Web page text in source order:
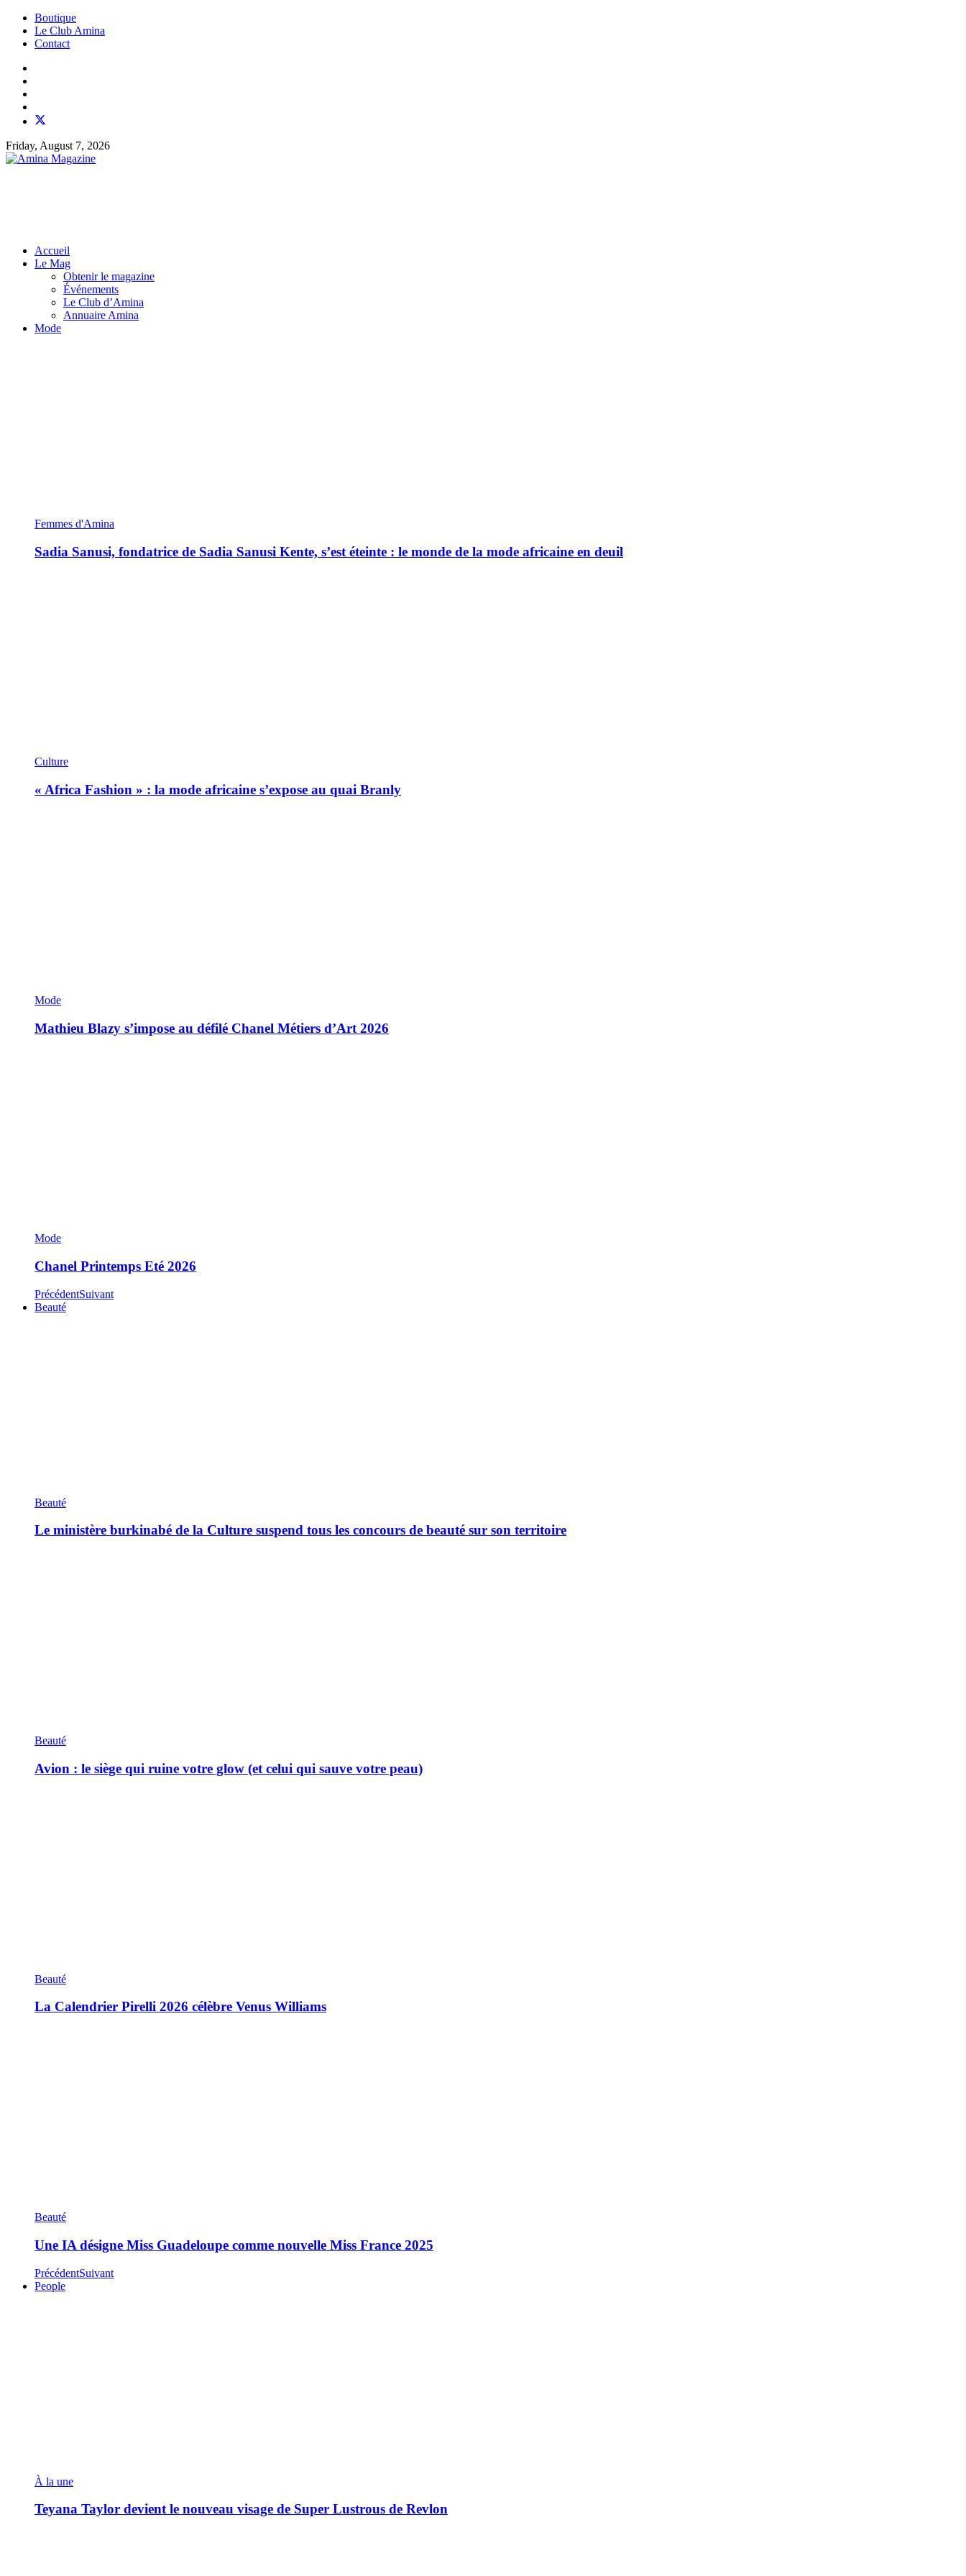
Boutique
Le Club Amina
Contact
Friday, August 7, 2026
Accueil
Le Mag
Obtenir le magazine
Événements
Le Club d’Amina
Annuaire Amina
Mode
Femmes d'Amina
Sadia Sanusi, fondatrice de Sadia Sanusi Kente, s’est éteinte : le monde de la mode africaine en deuil
Culture
« Africa Fashion » : la mode africaine s’expose au quai Branly
Mode
Mathieu Blazy s’impose au défilé Chanel Métiers d’Art 2026
Mode
Chanel Printemps Eté 2026
PrécédentSuivant
Beauté
Beauté
Le ministère burkinabé de la Culture suspend tous les concours de beauté sur son territoire
Beauté
Avion : le siège qui ruine votre glow (et celui qui sauve votre peau)
Beauté
La Calendrier Pirelli 2026 célèbre Venus Williams
Beauté
Une IA désigne Miss Guadeloupe comme nouvelle Miss France 2025
PrécédentSuivant
People
À la une
Teyana Taylor devient le nouveau visage de Super Lustrous de Revlon